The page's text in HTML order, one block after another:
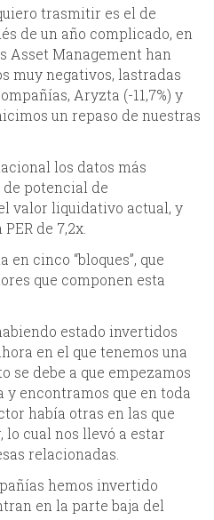
trasmitir es el de
de un año complicado, en
Asset Management han
muy negativos, lastradas
Aryzta (-11,7%) y
un repaso de nuestras
los datos más
de potencial de
valor liquidativo actual, y
de 7,2x.
cinco “bloques”, que
que componen esta
estado invertidos
en el que tenemos una
se debe a que empezamos
encontramos que en toda
había otras en las que
cual nos llevó a estar
relacionadas.
hemos invertido
en la parte baja del